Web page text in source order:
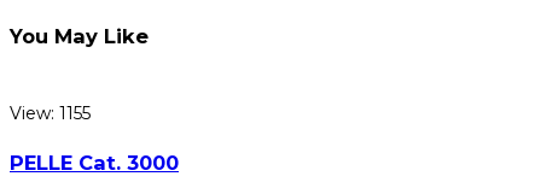
You May Like
View: 1155
PELLE Cat. 3000